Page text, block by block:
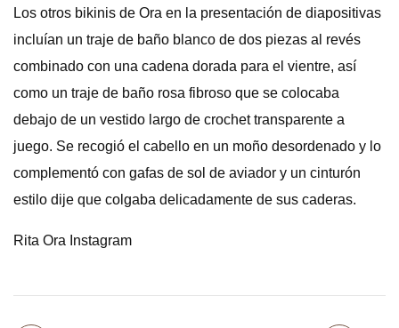
Los otros bikinis de Ora en la presentación de diapositivas
incluían un traje de baño blanco de dos piezas al revés
combinado con una cadena dorada para el vientre, así
como un traje de baño rosa fibroso que se colocaba
debajo de un vestido largo de crochet transparente a
juego. Se recogió el cabello en un moño desordenado y lo
complementó con gafas de sol de aviador y un cinturón
estilo dije que colgaba delicadamente de sus caderas.
Rita Ora Instagram